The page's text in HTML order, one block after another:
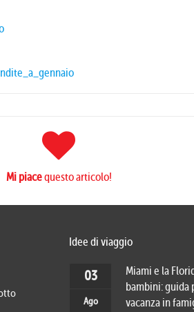
Mi piacequesto articolo!
Idee di viaggio
03
Ago
Miami e la
bambini: guida
vacanza in